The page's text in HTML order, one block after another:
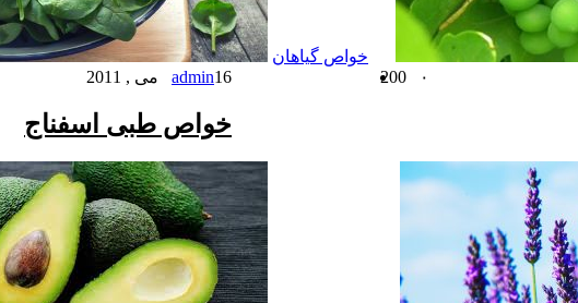
۰
خواص گیاهان
admin16 می , 2011
خواص طبی اسفناج